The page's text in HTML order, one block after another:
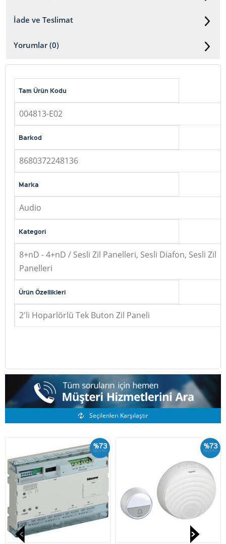
İade ve Teslimat
Yorumlar (0)
Tam Ürün Kodu
004813-E02
Barkod
8680372248136
Marka
Audio
Kategori
8+nD - 4+nD / Sesli Zil Panelleri, Sesli Diafon, Sesli Zil
Panelleri
Ürün Özellikleri
2'li Hoparlörlü Tek Buton Zil Paneli
Benzer Ürünler
Seçilenleri Karşılaştır
%73
İskonto %73
İskonto